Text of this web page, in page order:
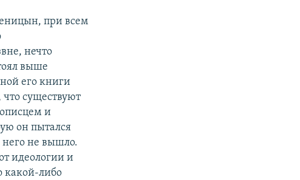
при всем
нечто
выше
его книги
существуют
и
он пытался
не вышло.
идеологии и
какой-либо